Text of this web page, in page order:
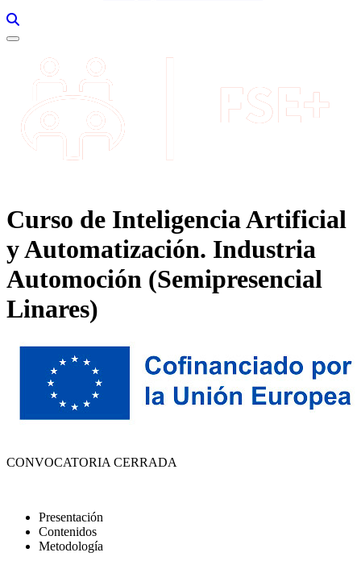
Curso de Inteligencia Artificial
y Automatización. Industria
Automoción (Semipresencial
Linares)
CONVOCATORIA CERRADA
Presentación
Contenidos
Metodología